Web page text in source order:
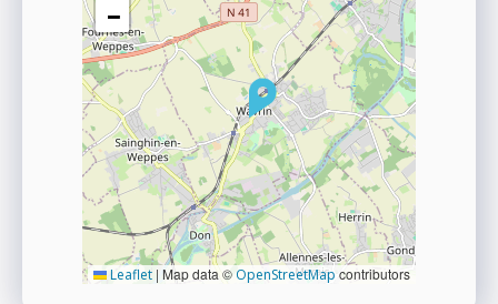
−
Leaflet | Map data © OpenStreetMap contributors